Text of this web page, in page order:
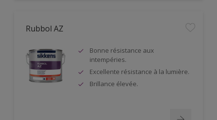
Rubbol AZ
Bonne résistance aux
intempéries.
Excellente résistance à la lumière.
Brillance élevée.